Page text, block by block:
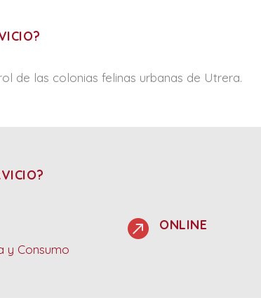
de las colonias felinas urbanas de Utrera.
y Consumo
 ONLINE